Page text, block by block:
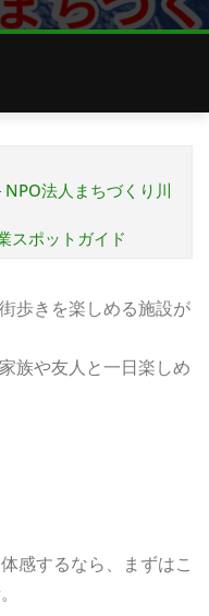
法人まちづくり川
スポットガイド
歩きを楽しめる施設が
族や友人と一日楽しめ
感するなら、まずはこ